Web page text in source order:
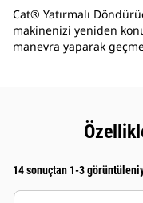
Cat® Yatırmalı
makinenizi yeniden
manevra yaparak
14 sonuçtan 1-3